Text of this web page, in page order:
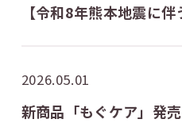
【令和8年熊本地震に伴
2026.05.01
新商品「もぐケア」発